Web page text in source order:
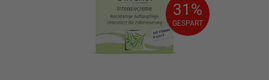
31%
GESPART
31%
GESPART